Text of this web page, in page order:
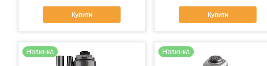
Купити Купити
Новинка Новинка